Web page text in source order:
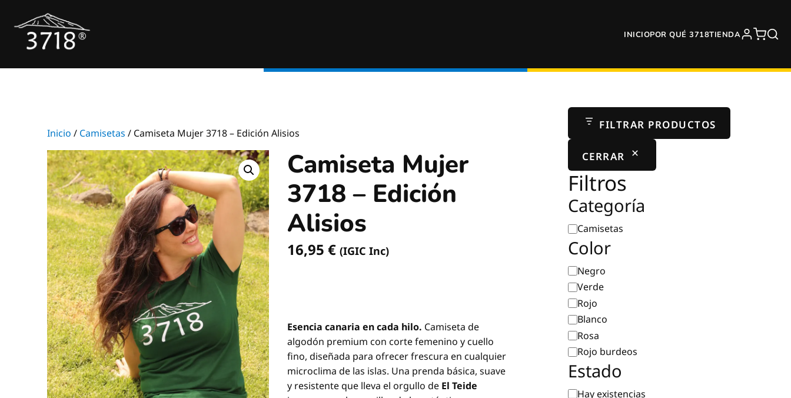
contenido
INICIOPOR QUÉ 3718TIENDA
Inicio / Camisetas / Camiseta Mujer 3718 – Edición Alisios
Camiseta Mujer
3718 – Edición
Alisios
16,95€ (IGIC Inc)
Esencia canaria en cada hilo. Camiseta de
algodón premium con corte femenino y cuello
fino, diseñada para ofrecer frescura en cualquier
microclima de las islas. Una prenda básica, suave
y resistente que lleva el orgullo de El Teide
FILTRAR PRODUCTOS
CERRAR
Filtros
Categoría
Categoría
Camisetas
Color
Color
Negro
Verde
Rojo
Blanco
Rosa
Rojo burdeos
Estado
Estado
Hay existencias